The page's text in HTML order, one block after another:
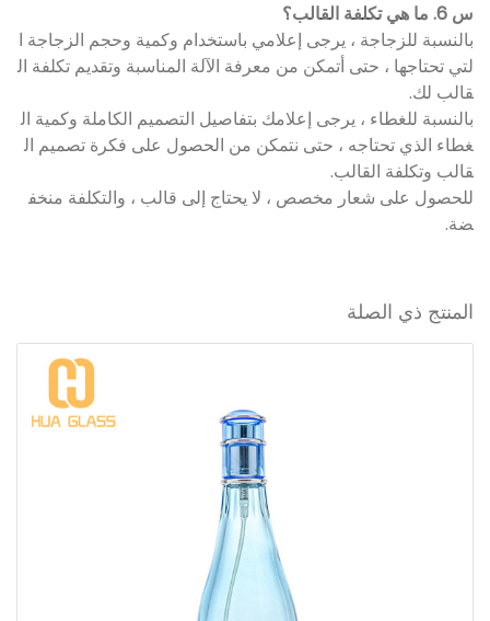
س 6. ما هي تكلفة القالب؟
بالنسبة للزجاجة ، يرجى إعلامي باستخدام وكمية وحجم الزجاجة ا
لتي تحتاجها ، حتى أتمكن من معرفة الآلة المناسبة وتقديم تكلفة ال
قالب لك.
بالنسبة للغطاء ، يرجى إعلامك بتفاصيل التصميم الكاملة وكمية ال
غطاء الذي تحتاجه ، حتى نتمكن من الحصول على فكرة تصميم ال
قالب وتكلفة القالب.
للحصول على شعار مخصص ، لا يحتاج إلى قالب ، والتكلفة منخف
ضة.
المنتج ذي الصلة